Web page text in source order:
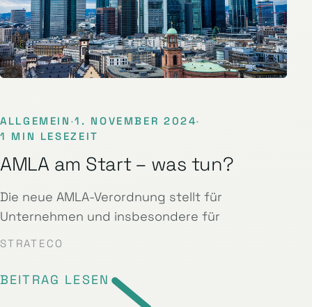
ALLGEMEIN ·1. NOVEMBER 2024·
1 MIN LESEZEIT
AMLA am Start – was tun?
Die neue AMLA-Verordnung stellt für
Unternehmen und insbesondere für
STRATECO
BEITRAG LESEN